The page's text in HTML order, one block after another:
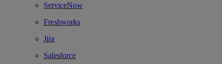
ServiceNow
Freshworks
Jira
Salesforce